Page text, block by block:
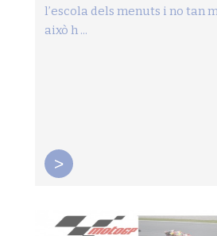
l’escola dels menuts i no tan
això h ...
>